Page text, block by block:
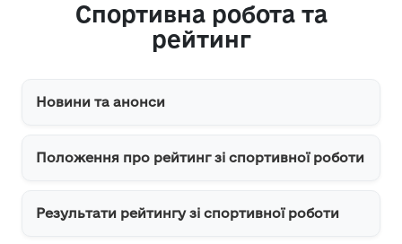
Спортивна робота та
рейтинг
Новини та анонси
Положення про рейтинг зі спортивної роботи
Результати рейтингу зі спортивної роботи